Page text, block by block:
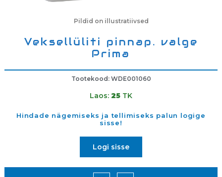
Veksellüliti pinnap. valge
Prima
Tootekood: WDE001060
Laos: 25 TK
Hindade nägemiseks ja tellimiseks palun logige
sisse!
Logi sisse
Pildid on illustratiivsed